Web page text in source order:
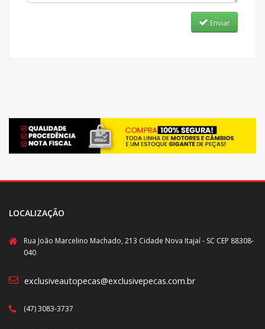
Enviar
LOCALIZAÇÃO
Rua João Marcelino Machado, 213 Cidade Nova Itajaí - SC CEP 88308-
040
exclusiveautopecas@exclusivepecas.com.br
(47) 3083-3737